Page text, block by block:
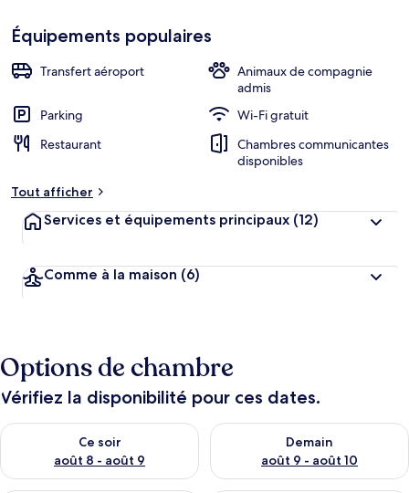
cœur
b
m
s
e
o
t
é
s
Équipements populaires
Transfert aéroport
Animaux de compagnie
admis
Parking
Wi-Fi gratuit
Restaurant
Chambres communicantes
disponibles
Tout afficher
Services et équipements principaux (12)
Comme à la maison (6)
Options de chambre
Vérifiez la disponibilité pour ces dates.
Ce soir
août 8 - août 9
Vérifier la disponibilité pour ce soir août 8 - août 9
Demain
août 9 - août 10
Vérifier la disponibilité pour